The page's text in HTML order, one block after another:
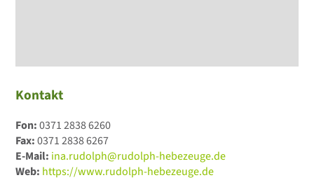
Kontakt
Fon:0371 2838 6260
Fax:0371 2838 6267
E-Mail: ina.rudolph@rudolph-hebezeuge.de
Web: https://www.rudolph-hebezeuge.de